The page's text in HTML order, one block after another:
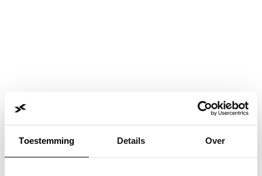
Toestemming Details Over